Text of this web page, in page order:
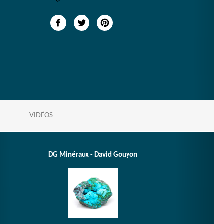
VIDÉOS
DG Minéraux - David Gouyon